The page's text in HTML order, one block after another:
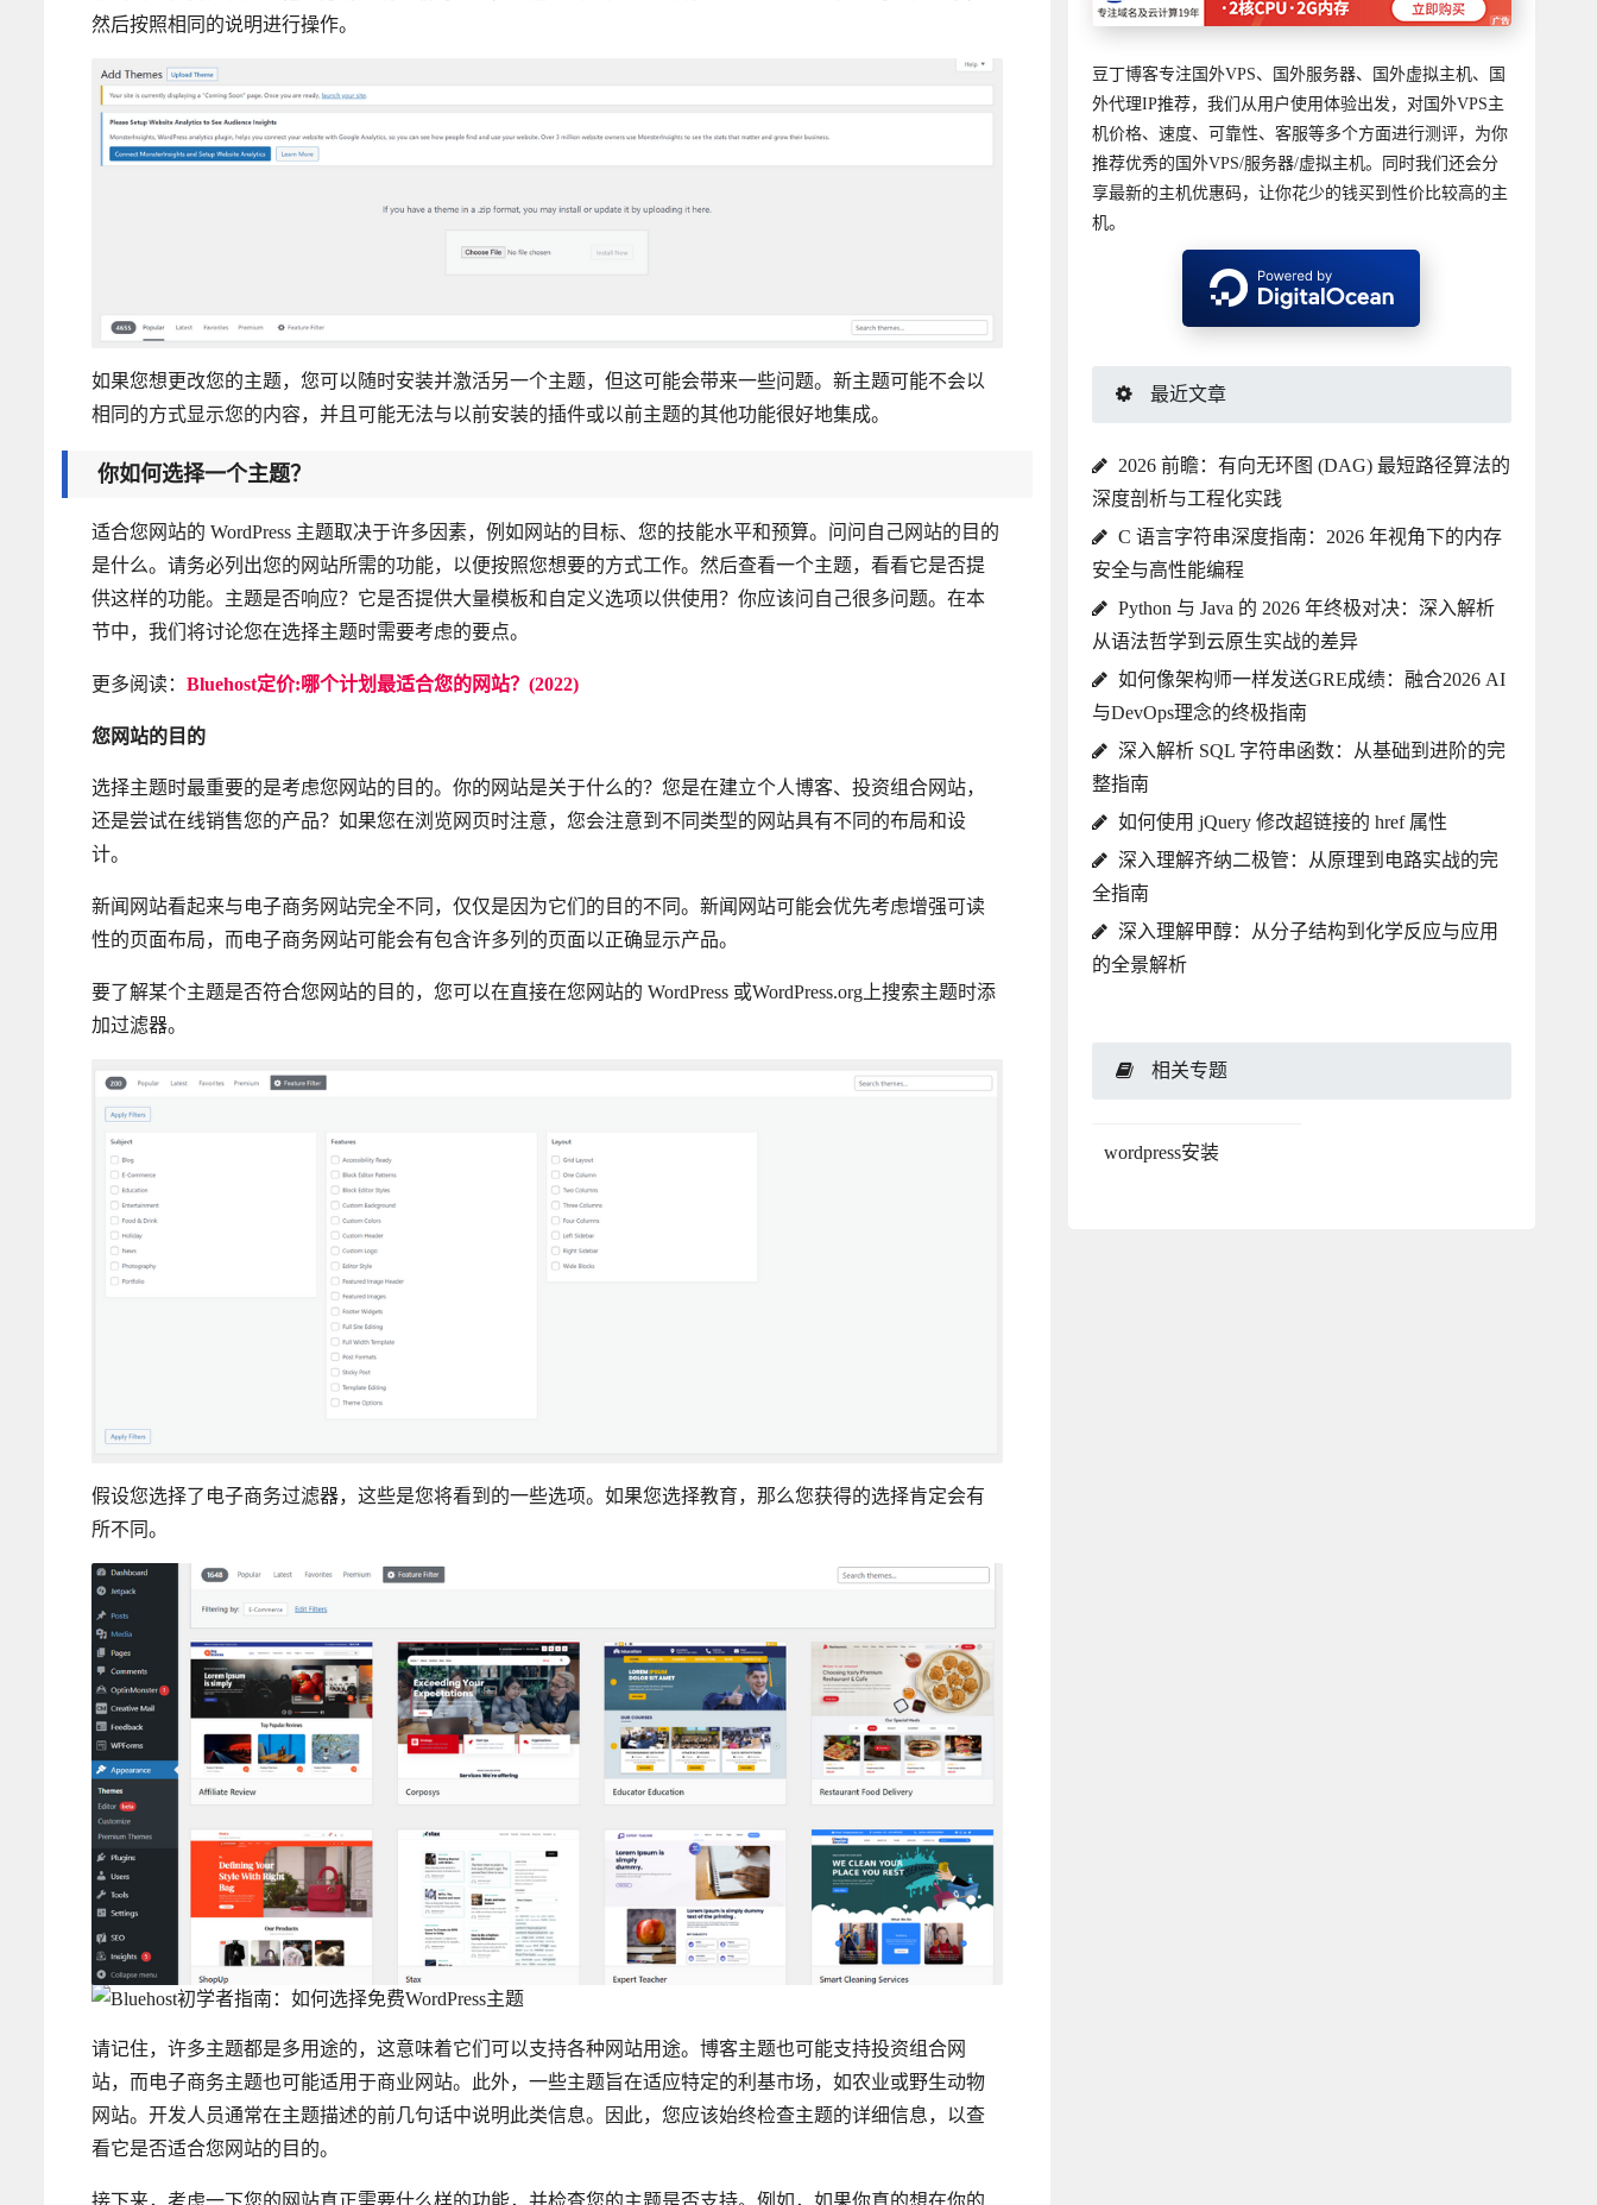
然后按照相同的说明进行操作。
如果您想更改您的主题，您可以随时安装并激活另一个主题，但这可能会带来一些问题。新主题可能不会以
相同的方式显示您的内容，并且可能无法与以前安装的插件或以前主题的其他功能很好地集成。
你如何选择一个主题？
适合您网站的 WordPress 主题取决于许多因素，例如网站的目标、您的技能水平和预算。问问自己网站的目的
是什么。请务必列出您的网站所需的功能，以便按照您想要的方式工作。然后查看一个主题，看看它是否提
供这样的功能。主题是否响应？它是否提供大量模板和自定义选项以供使用？你应该问自己很多问题。在本
节中，我们将讨论您在选择主题时需要考虑的要点。
更多阅读： Bluehost定价:哪个计划最适合您的网站？(2022)
您网站的目的
选择主题时最重要的是考虑您网站的目的。你的网站是关于什么的？您是在建立个人博客、投资组合网站，
还是尝试在线销售您的产品？如果您在浏览网页时注意，您会注意到不同类型的网站具有不同的布局和设
计。
新闻网站看起来与电子商务网站完全不同，仅仅是因为它们的目的不同。新闻网站可能会优先考虑增强可读
性的页面布局，而电子商务网站可能会有包含许多列的页面以正确显示产品。
要了解某个主题是否符合您网站的目的，您可以在直接在您网站的 WordPress 或WordPress.org上搜索主题时添
加过滤器。
假设您选择了电子商务过滤器，这些是您将看到的一些选项。如果您选择教育，那么您获得的选择肯定会有
所不同。
请记住，许多主题都是多用途的，这意味着它们可以支持各种网站用途。博客主题也可能支持投资组合网
站，而电子商务主题也可能适用于商业网站。此外，一些主题旨在适应特定的利基市场，如农业或野生动物
网站。开发人员通常在主题描述的前几句话中说明此类信息。因此，您应该始终检查主题的详细信息，以查
看它是否适合您网站的目的。
豆丁博客专注国外VPS、国外服务器、国外虚拟主机、国
外代理IP推荐，我们从用户使用体验出发，对国外VPS主
机价格、速度、可靠性、客服等多个方面进行测评，为你
推荐优秀的国外VPS/服务器/虚拟主机。同时我们还会分
享最新的主机优惠码，让你花少的钱买到性价比较高的主
机。
最近文章
2026 前瞻：有向无环图 (DAG) 最短路径算法的
深度剖析与工程化实践
C 语言字符串深度指南：2026 年视角下的内存
安全与高性能编程
Python 与 Java 的 2026 年终极对决：深入解析
从语法哲学到云原生实战的差异
如何像架构师一样发送GRE成绩：融合2026 AI
与DevOps理念的终极指南
深入解析 SQL 字符串函数：从基础到进阶的完
整指南
如何使用 jQuery 修改超链接的 href 属性
深入理解齐纳二极管：从原理到电路实战的完
全指南
深入理解甲醇：从分子结构到化学反应与应用
的全景解析
相关专题
wordpress安装